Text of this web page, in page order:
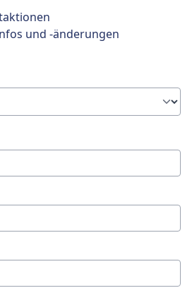
und -änderungen